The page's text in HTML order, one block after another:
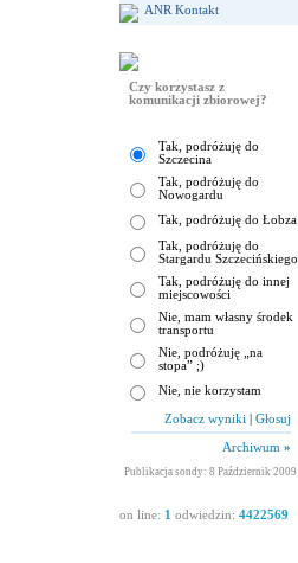
ANR Kontakt
Czy korzystasz z
komunikacji zbiorowej?
Tak, podróżuję do
Szczecina
Tak, podróżuję do
Nowogardu
Tak, podróżuję do Łobza
Tak, podróżuję do
Stargardu Szczecińskiego
Tak, podróżuję do innej
miejscowości
Nie, mam własny środek
transportu
Nie, podróżuję „na
stopa” ;)
Nie, nie korzystam
Zobacz wyniki Głosuj
Archiwum »
Publikacja sondy: 8 Październik 2009
on line: 1 odwiedzin: 4422569